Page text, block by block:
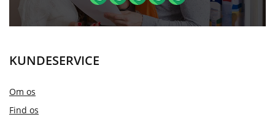
KUNDESERVICE
Om os
Find os